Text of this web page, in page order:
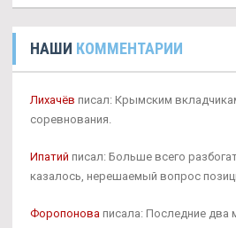
НАШИ КОММЕНТАРИИ
Лихачёв писал: Крымским
соревнования.
Ипатий писал: Больше всего
казалось, нерешаемый вопрос
Форопонова писала: Последние два